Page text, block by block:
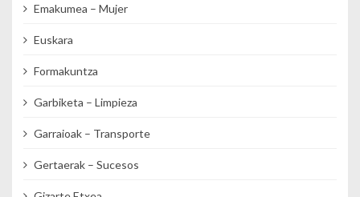
Emakumea – Mujer
Euskara
Formakuntza
Garbiketa – Limpieza
Garraioak – Transporte
Gertaerak – Sucesos